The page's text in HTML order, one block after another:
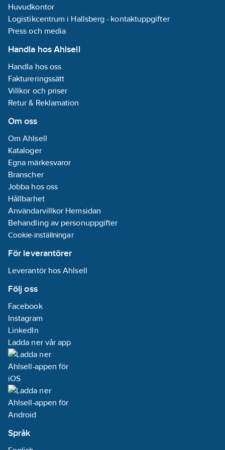
Huvudkontor
Logistikcentrum i Hallsberg - kontaktuppgifter
Press och media
Handla hos Ahlsell
Handla hos oss
Faktureringssätt
Villkor och priser
Retur & Reklamation
Om oss
Om Ahlsell
Kataloger
Egna märkesvaror
Branscher
Jobba hos oss
Hållbarhet
Användarvillkor Hemsidan
Behandling av personuppgifter
Cookie-inställningar
För leverantörer
Leverantör hos Ahlsell
Följ oss
Facebook
Instagram
LinkedIn
Ladda ner vår app
Språk